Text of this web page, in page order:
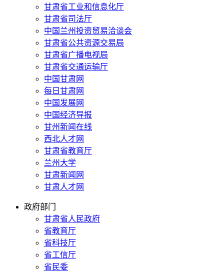
甘肃省工业和信息化厅
甘肃省司法厅
中国兰州投资贸易洽谈会
甘肃省公共资源交易局
甘肃省广播电视局
甘肃省交通运输厅
中国甘肃网
每日甘肃网
中国发展网
中国经济导报
甘州新闻在线
西北人才网
甘肃省教育厅
兰州大学
甘肃新闻网
甘肃人才网
政府部门
甘肃省人民政府
省教育厅
省科技厅
省工信厅
省民委